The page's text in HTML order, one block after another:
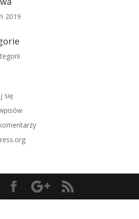
2019
się